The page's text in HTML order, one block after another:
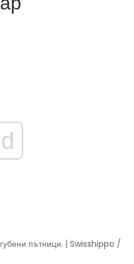
пътници. | Swisshippo /